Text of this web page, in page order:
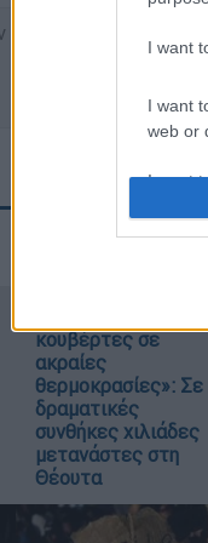
I want
I want
web or
I want
κουβέρτες σε
ακραίες
θερμοκρασίες»: Σε
δραματικές
συνθήκες χιλιάδες
μετανάστες στη
Θέουτα